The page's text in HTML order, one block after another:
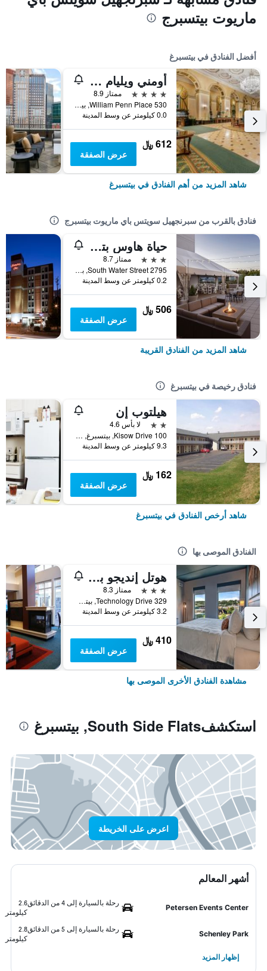
ماريوت بيتسبرج
أفضل الفنادق في بيتسبرغ
أومني ويليام بين هوتل
4 نجوم
ممتاز 8.9
530 William Penn Place, بيتسبرغ, PA, الولايات المتحدة الأميريكية
0.0 كيلومتر عن وسط المدينة
612 ﷼
عرض الصفقة
شاهد المزيد من أهم الفنادق في بيتسبرغ
فنادق بالقرب من سبرنجهيل سويتس باي ماريوت بيتسبرج
حياة هاوس بتسبرج-ساوث سايد
3 نجوم
ممتاز 8.7
2795 South Water Street, بيتسبرغ, PA, الولايات المتحدة الأميريكية
0.2 كيلومتر عن وسط المدينة
506 ﷼
عرض الصفقة
شاهد المزيد من الفنادق القريبة
فنادق رخيصة في بيتسبرغ
هيلتوب إن
2 نجمتين
لا بأس 4.6
100 Kisow Drive, بيتسبرغ, PA, الولايات المتحدة الأميريكية
9.3 كيلومتر عن وسط المدينة
162 ﷼
عرض الصفقة
شاهد أرخص الفنادق في بيتسبرغ
الفنادق الموصى بها
هوتل إنديجو بيتسبرج يونيفيرسيتي أوكلاند باي آيتش جي
3 نجوم
ممتاز 8.3
329 Technology Drive, بيتسبرغ, PA, الولايات المتحدة الأميريكية
3.2 كيلومتر عن وسط المدينة
410 ﷼
عرض الصفقة
مشاهدة الفنادق الأخرى الموصى بها
استكشفSouth Side Flats, بيتسبرغ
اعرض على الخريطة
أشهر المعالم
Petersen Events Center
رحلة بالسيارة إلى 4 من الدقائق
2.6
كيلومتر
Schenley Park
رحلة بالسيارة إلى 5 من الدقائق
2.8
كيلومتر
إظهار المزيد